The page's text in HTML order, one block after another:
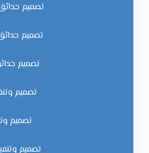
تصميم
تصميم
تصميم
تصميم
تصميم
تصميم